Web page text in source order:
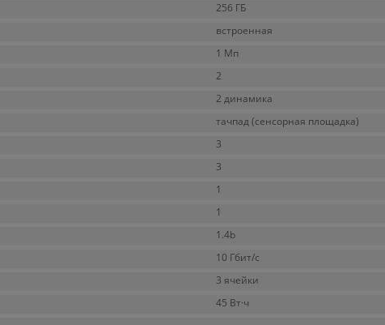
256 ГБ
встроенная
1 Мп
2
2 динамика
тачпад (сенсорная площадка)
3
3
1
1
1.4b
10 Гбит/с
3 ячейки
45 Вт·ч